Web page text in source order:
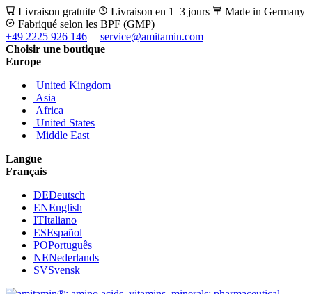
Livraison gratuite Livraison en 1–3 jours
Made in Germany
Fabriqué selon les BPF (GMP)
+49 2225 926 146
service@amitamin.com
Choisir une boutique
Europe
United Kingdom
Asia
Africa
United States
Middle East
Langue
Français
DEDeutsch
ENEnglish
ITItaliano
ESEspañol
POPortuguês
NENederlands
SVSvensk